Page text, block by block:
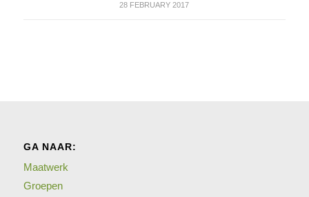
28 FEBRUARY 2017
GA NAAR:
Maatwerk
Groepen